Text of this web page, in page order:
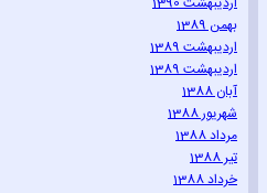
بهمن 1389
اردیبهشت 1389
اردیبهشت 1389
آبان 1388
شهریور 1388
مرداد 1388
تیر 1388
خرداد 1388